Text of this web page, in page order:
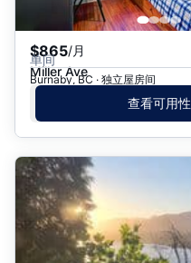
$865/月
单间
Miller Ave
Burnaby, BC · 独立屋房间
查看可用性